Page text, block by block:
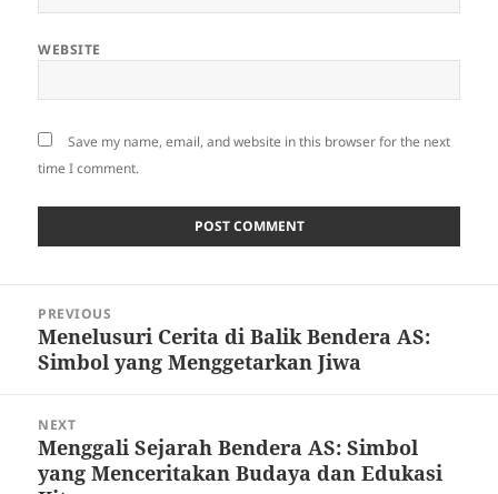
WEBSITE
Save my name, email, and website in this browser for the next
time I comment.
navigation
PREVIOUS
Previous
post:
Menelusuri Cerita di Balik Bendera AS:
Simbol yang Menggetarkan Jiwa
NEXT
Next
post:
Menggali Sejarah Bendera AS: Simbol
yang Menceritakan Budaya dan Edukasi